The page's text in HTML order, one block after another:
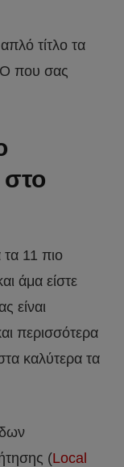
τίτλο τα
που σας
11 πιο
άμα είστε
είναι
περισσότερα
καλύτερα τα
(Local